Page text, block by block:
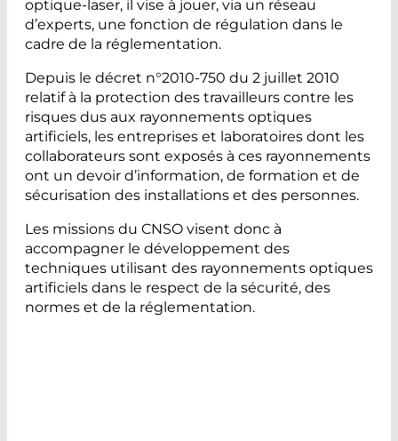
optique-laser, il vise à jouer, via un réseau
d’experts, une fonction de régulation dans le
cadre de la réglementation.
Depuis le décret n°2010-750 du 2 juillet 2010
relatif à la protection des travailleurs contre les
risques dus aux rayonnements optiques
artificiels, les entreprises et laboratoires dont les
collaborateurs sont exposés à ces rayonnements
ont un devoir d’information, de formation et de
sécurisation des installations et des personnes.
Les missions du CNSO visent donc à
accompagner le développement des
techniques utilisant des rayonnements optiques
artificiels dans le respect de la sécurité, des
normes et de la réglementation.